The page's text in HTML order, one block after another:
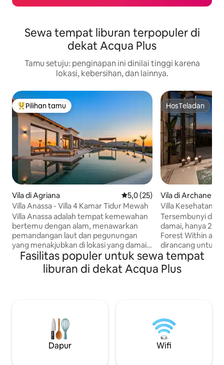
Sewa tempat liburan terpopuler di
dekat Acqua Plus
Tamu setuju: penginapan ini dinilai tinggi karena
lokasi, kebersihan, dan lainnya.
Pilihan tamu terpopuler
Pilihan tamu
Vila di Agriana Nilai rata-rata 5,0 dari 5, 25
5,0 (25)
Villa Anassa - Villa 4 Kamar Tidur Mewah
Villa Anassa adalah tempat kemewahan
bertemu dengan alam, menawarkan
pemandangan laut dan pegunungan
yang menakjubkan di lokasi yang damai
namun prima. Bersantai di tepi kolam
renang infinity, tetap aktif di gym
lengkap, atau nikmati makanan dari
Dibuat untuk mereka yang memiliki cita
rasa paling halus, vila ini adalah tempat
liburan yang indah bagi keluarga dan
rombongan, menjanjikan pengalaman
HosTeladan
HosTeladan
Vila di Archanes
Villa Kesehatan
Hutan di
Tersembunyi di
damai, hanya 20
Forest Within
dirancang untuk
istirahat yang
properti seluas
156 meter
kolam air dingin.
Archanes,
terkenal budaya
peristirahatan
Fasilitas populer untuk sewa tempat
liburan di dekat Acqua Plus
Dapur Wifi